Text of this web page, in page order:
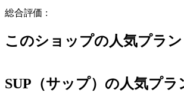
総合評価 :
このショップの人気プラン
SUP（サップ）の人気プラ